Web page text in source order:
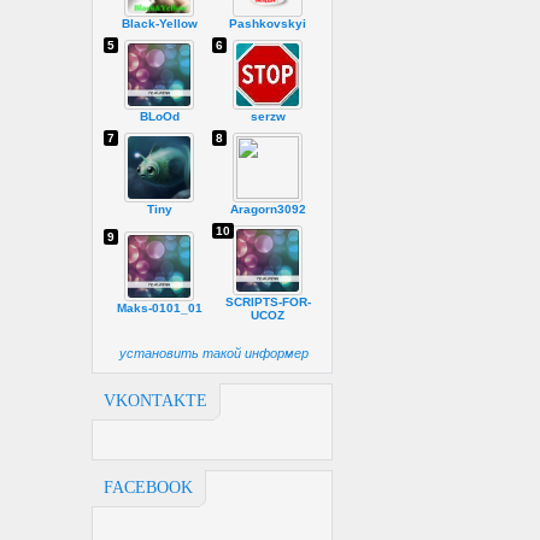
Black-Yellow Pashkovskyi
BLoOd
5
serzw
6
Tiny
7
Aragorn3092
8
Maks-0101_01
9
SCRIPTS-FOR-
UCOZ
10
установить такой информер
VKONTAKTE
FACEBOOK